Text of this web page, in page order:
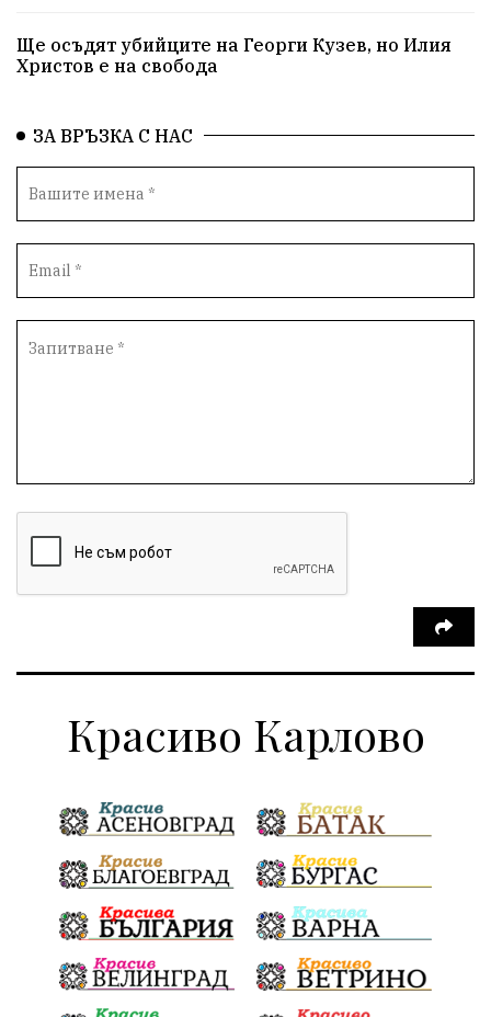
Ще осъдят убийците на Георги Кузев, но Илия
Христов е на свобода
ЗА ВРЪЗКА С НАС
Красиво Карлово